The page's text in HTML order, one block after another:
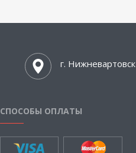
г. Нижневартовск
СПОСОБЫ ОПЛАТЫ